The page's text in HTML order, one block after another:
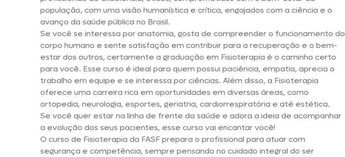
população, com uma visão humanística e crítica, engajados com a ciência e o
avanço da saúde pública no Brasil.
Se você se interessa por anatomia, gosta de compreender o funcionamento do
corpo humano e sente satisfação em contribuir para a recuperação e o bem-
estar dos outros, certamente a graduação em Fisioterapia é o caminho certo
para você. Esse curso é ideal para quem possui paciência, empatia, aprecia o
trabalho em equipe e se interessa por ciências. Além disso, a Fisioterapia
oferece uma carreira rica em oportunidades em diversas áreas, como
ortopedia, neurologia, esportes, geriatria, cardiorrespiratória e até estética.
Se você quer estar na linha de frente da saúde e adora a ideia de acompanhar
a evolução dos seus pacientes, esse curso vai encantar você!
O curso de Fisioterapia da FASF prepara o profissional para atuar com
segurança e competência, sempre pensando no cuidado integral do ser